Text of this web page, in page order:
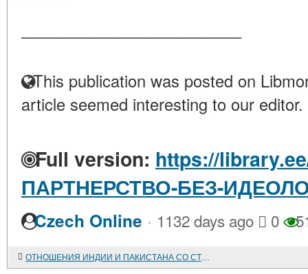
This publication was posted on
article seemed interesting to our editor.
Full version: https://
ПАРТНЕРСТВО-БЕЗ-
Czech Online · 1132 days ago 0
ОТНОШЕНИЯ ИНДИИ И ПАКИСТАНА СО СТРАНАМИ ЗАЛИВА